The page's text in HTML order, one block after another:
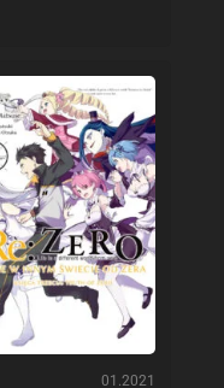
01.2021